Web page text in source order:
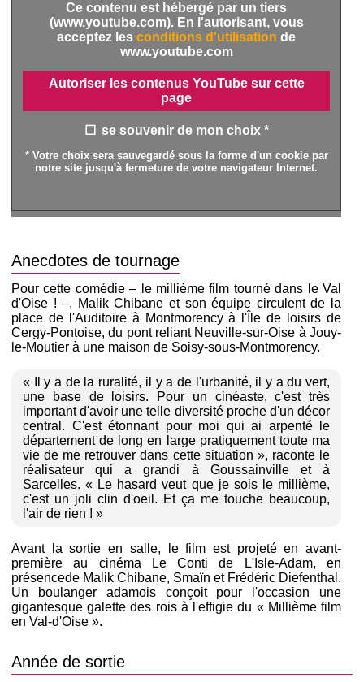
Ce contenu est hébergé par un tiers
(www.youtube.com). En l'autorisant, vous
acceptez les conditions d'utilisation de
www.youtube.com
Autoriser les contenus YouTube sur cette
page
se souvenir de mon choix *
* Votre choix sera sauvegardé sous la forme d'un cookie par
notre site jusqu'à fermeture de votre navigateur Internet.
Anecdotes de tournage
Pour cette comédie – le millième film tourné dans le Val
d'Oise ! –, Malik Chibane et son équipe circulent de la
place de l'Auditoire à Montmorency à l'Île de loisirs de
Cergy-Pontoise, du pont reliant Neuville-sur-Oise à Jouy-
le-Moutier à une maison de Soisy-sous-Montmorency.
« Il y a de la ruralité, il y a de l'urbanité, il y a du vert,
une base de loisirs. Pour un cinéaste, c'est très
important d'avoir une telle diversité proche d'un décor
central. C'est étonnant pour moi qui ai arpenté le
département de long en large pratiquement toute ma
vie de me retrouver dans cette situation », raconte le
réalisateur qui a grandi à Goussainville et à
Sarcelles. « Le hasard veut que je sois le millième,
c'est un joli clin d'oeil. Et ça me touche beaucoup,
l'air de rien ! »
Avant la sortie en salle, le film est projeté en avant-
première au cinéma Le Conti de L'Isle-Adam, en
présencede Malik Chibane, Smaïn et Frédéric Diefenthal.
Un boulanger adamois conçoit pour l'occasion une
gigantesque galette des rois à l'effigie du « Millième film
en Val-d'Oise ».
Année de sortie